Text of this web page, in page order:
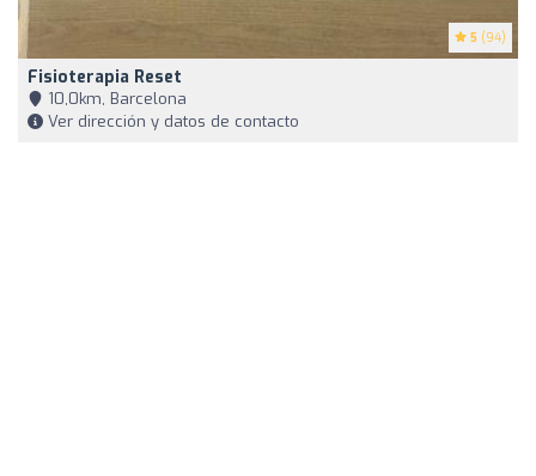
5 (94)
Fisioterapia Reset
10,0km, Barcelona
Ver dirección y datos de contacto